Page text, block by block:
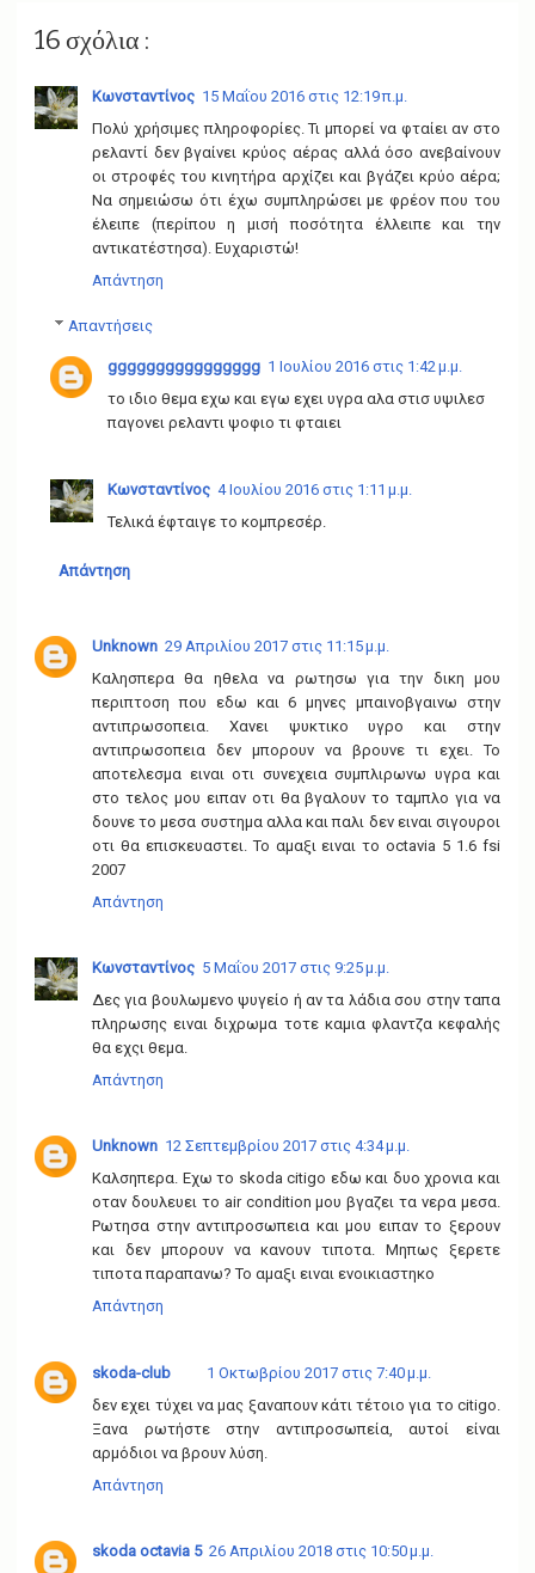
16 σχόλια :
Κωνσταντίνος 15 Μαΐου 2016 στις 12:19 π.μ.
Πολύ χρήσιμες πληροφορίες. Τι μπορεί να φταίει αν στο
ρελαντί δεν βγαίνει κρύος αέρας αλλά όσο ανεβαίνουν
οι στροφές του κινητήρα αρχίζει και βγάζει κρύο αέρα;
Να σημειώσω ότι έχω συμπληρώσει με φρέον που του
έλειπε (περίπου η μισή ποσότητα έλλειπε και την
αντικατέστησα). Ευχαριστώ!
Απάντηση
Απαντήσεις
gggggggggggggggg 1 Ιουλίου 2016 στις 1:42 μ.μ.
το ιδιο θεμα εχω και εγω εχει υγρα αλα στισ υψιλεσ
παγονει ρελαντι ψοφιο τι φταιει
Κωνσταντίνος 4 Ιουλίου 2016 στις 1:11 μ.μ.
Τελικά έφταιγε το κομπρεσέρ.
Απάντηση
Unknown 29 Απριλίου 2017 στις 11:15 μ.μ.
Καλησπερα θα ηθελα να ρωτησω για την δικη μου
περιπτοση που εδω και 6 μηνες μπαινοβγαινω στην
αντιπρωσοπεια. Χανει ψυκτικο υγρο και στην
αντιπρωσοπεια δεν μπορουν να βρουνε τι εχει. Το
αποτελεσμα ειναι οτι συνεχεια συμπλιρωνω υγρα και
στο τελος μου ειπαν οτι θα βγαλουν το ταμπλο για να
δουνε το μεσα συστημα αλλα και παλι δεν ειναι σιγουροι
οτι θα επισκευαστει. Το αμαξι ειναι το octavia 5 1.6 fsi
2007
Απάντηση
Κωνσταντίνος 5 Μαΐου 2017 στις 9:25 μ.μ.
Δες για βουλωμενο ψυγείο ή αν τα λάδια σου στην ταπα
πληρωσης ειναι διχρωμα τοτε καμια φλαντζα κεφαλής
θα εχςι θεμα.
Απάντηση
Unknown 12 Σεπτεμβρίου 2017 στις 4:34 μ.μ.
Καλσηπερα. Εχω το skoda citigo εδω και δυο χρονια και
οταν δουλευει το air condition μου βγαζει τα νερα μεσα.
Ρωτησα στην αντιπροσωπεια και μου ειπαν το ξερουν
και δεν μπορουν να κανουν τιποτα. Μηπως ξερετε
τιποτα παραπανω? Το αμαξι ειναι ενοικιαστηκο
Απάντηση
skoda-club
1 Οκτωβρίου 2017 στις 7:40 μ.μ.
δεν εχει τύχει να μας ξαναπουν κάτι τέτοιο για το citigo.
Ξανα ρωτήστε στην αντιπροσωπεία, αυτοί είναι
αρμόδιοι να βρουν λύση.
Απάντηση
skoda octavia 5 26 Απριλίου 2018 στις 10:50 μ.μ.